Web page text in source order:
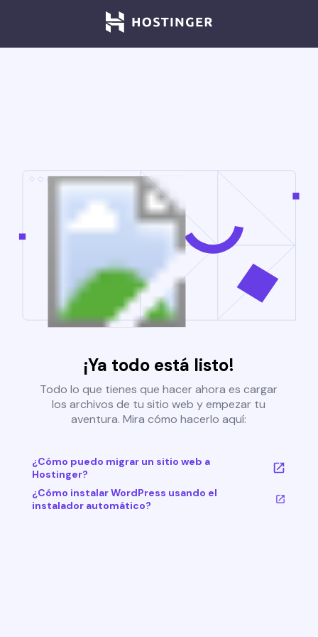
¡Ya todo está listo!
Todo lo que tienes que hacer ahora es cargar
los archivos de tu sitio web y empezar tu
aventura. Mira cómo hacerlo aquí:
¿Cómo puedo migrar un sitio web a
Hostinger?
¿Cómo instalar WordPress usando el
instalador automático?